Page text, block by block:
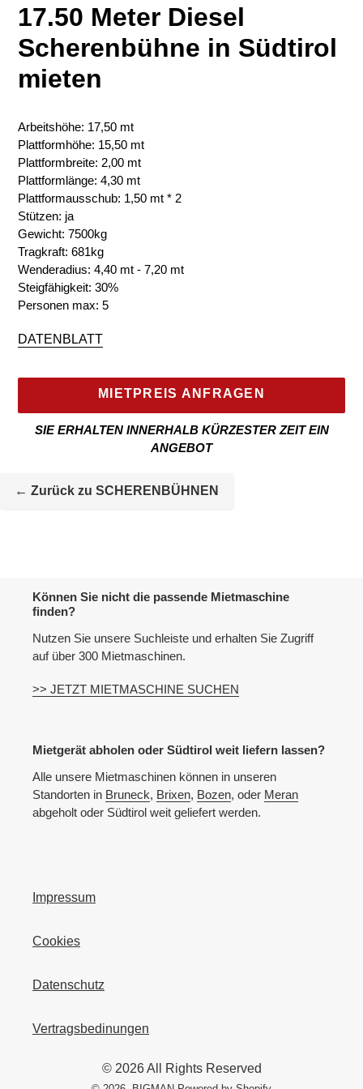
17.50 Meter Diesel
Scherenbühne in Südtirol
mieten
Arbeitshöhe: 17,50 mt
Plattformhöhe: 15,50 mt
Plattformbreite: 2,00 mt
Plattformlänge: 4,30 mt
Plattformausschub: 1,50 mt * 2
Stützen: ja
Gewicht: 7500kg
Tragkraft: 681kg
Wenderadius: 4,40 mt - 7,20 mt
Steigfähigkeit: 30%
Personen max: 5
DATENBLATT
MIETPREIS ANFRAGEN
SIE ERHALTEN INNERHALB KÜRZESTER ZEIT EIN
ANGEBOT
wird
← Zurück zu SCHERENBÜHNEN
Können Sie nicht die passende Mietmaschine
finden?
Nutzen Sie unsere Suchleiste und erhalten Sie Zugriff
auf über 300 Mietmaschinen.
>> JETZT MIETMASCHINE SUCHEN
Mietgerät abholen oder Südtirol weit liefern lassen?
Alle unsere Mietmaschinen können in unseren
Standorten in Bruneck, Brixen, Bozen, oder Meran
abgeholt oder Südtirol weit geliefert werden.
Impressum
Cookies
Datenschutz
Vertragsbedinungen
© 2026 All Rights Reserved